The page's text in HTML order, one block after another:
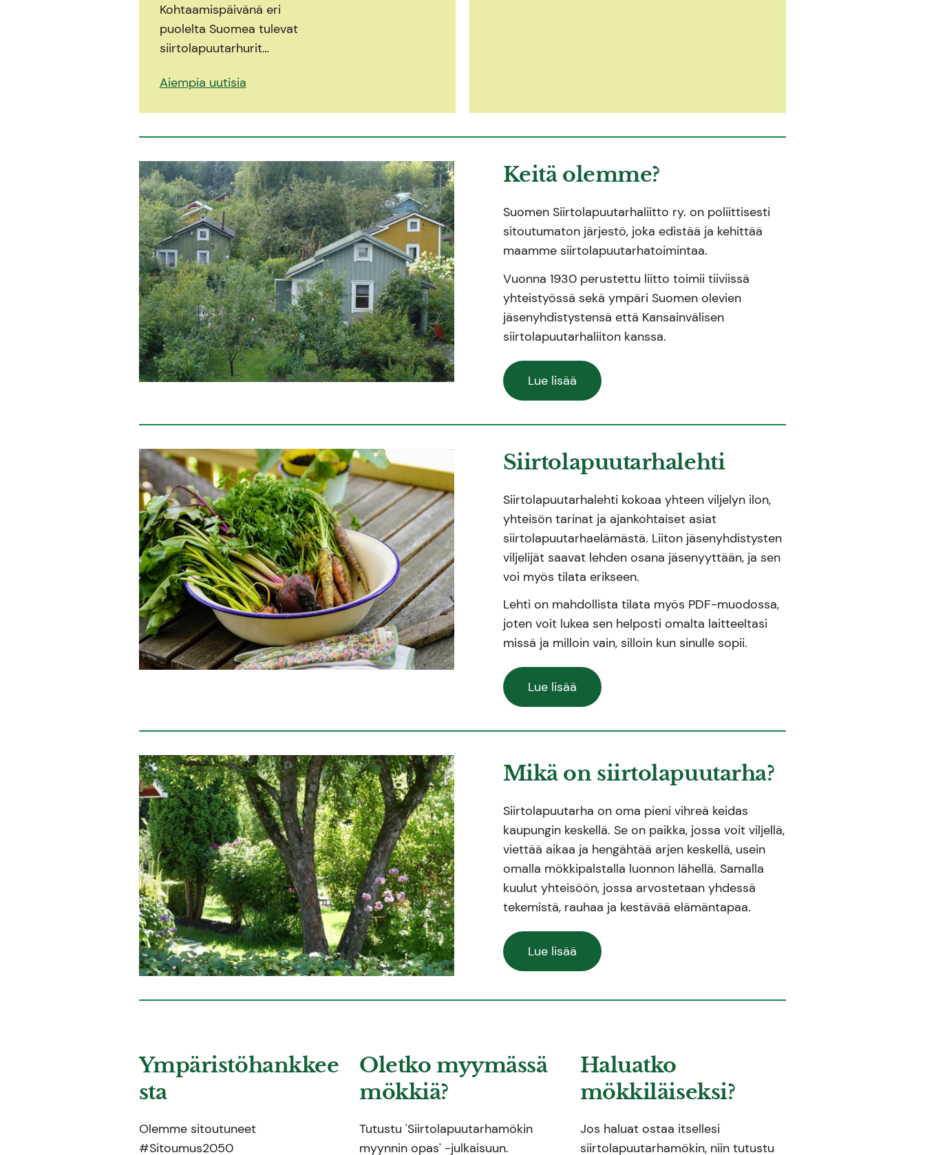
Kohtaamispäivänä eri
puolelta Suomea tulevat
siirtolapuutarhurit…
Aiempia uutisia
Keitä olemme?
Suomen Siirtolapuutarhaliitto ry. on poliittisesti
sitoutumaton järjestö, joka edistää ja kehittää
maamme siirtolapuutarhatoimintaa.
Vuonna 1930 perustettu liitto toimii tiiviissä
yhteistyössä sekä ympäri Suomen olevien
jäsenyhdistystensä että Kansainvälisen
siirtolapuutarhaliiton kanssa.
Lue lisää
Siirtolapuutarhalehti
Siirtolapuutarhalehti kokoaa yhteen viljelyn ilon,
yhteisön tarinat ja ajankohtaiset asiat
siirtolapuutarhaelämästä. Liiton jäsenyhdistysten
viljelijät saavat lehden osana jäsenyyttään, ja sen
voi myös tilata erikseen.
Lehti on mahdollista tilata myös PDF-muodossa,
joten voit lukea sen helposti omalta laitteeltasi
missä ja milloin vain, silloin kun sinulle sopii.
Lue lisää
Mikä on siirtolapuutarha?
Siirtolapuutarha on oma pieni vihreä keidas
kaupungin keskellä. Se on paikka, jossa voit viljellä,
viettää aikaa ja hengähtää arjen keskellä, usein
omalla mökkipalstalla luonnon lähellä. Samalla
kuulut yhteisöön, jossa arvostetaan yhdessä
tekemistä, rauhaa ja kestävää elämäntapaa.
Lue lisää
Ympäristöhankkee
sta
Olemme sitoutuneet
#Sitoumus2050
Oletko myymässä
mökkiä?
Tutustu 'Siirtolapuutarhamökin
myynnin opas' -julkaisuun.
Haluatko
mökkiläiseksi?
Jos haluat ostaa itsellesi
siirtolapuutarhamökin, niin tutustu